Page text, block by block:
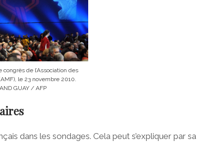
congrès de l’Association des
le 23 novembre 2010.
GUAY / AFP
dans les sondages. Cela peut s’expliquer par sa